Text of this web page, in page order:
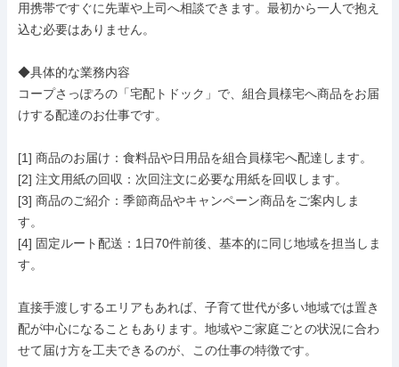
用携帯ですぐに先輩や上司へ相談できます。最初から一人で抱え
込む必要はありません。
◆具体的な業務内容
コープさっぽろの「宅配トドック」で、組合員様宅へ商品をお届
けする配達のお仕事です。
[1] 商品のお届け：食料品や日用品を組合員様宅へ配達します。
[2] 注文用紙の回収：次回注文に必要な用紙を回収します。
[3] 商品のご紹介：季節商品やキャンペーン商品をご案内しま
す。
[4] 固定ルート配送：1日70件前後、基本的に同じ地域を担当しま
す。
直接手渡しするエリアもあれば、子育て世代が多い地域では置き
配が中心になることもあります。地域やご家庭ごとの状況に合わ
せて届け方を工夫できるのが、この仕事の特徴です。